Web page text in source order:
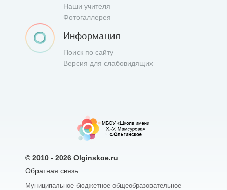
Наши учителя
Фотогаллерея
Информация
Поиск по сайту
Версия для слабовидящих
© 2010 - 2026 Olginskoe.ru
Обратная связь
Муниципальное бюджетное общеобразовательное